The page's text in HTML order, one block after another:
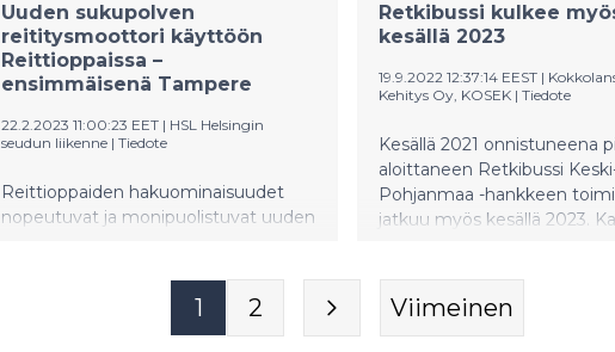
Uuden sukupolven
reititysmoottori käyttöön
Reittioppaissa –
ensimmäisenä Tampere
22.2.2023 11:00:23 EET | HSL Helsingin
seudun liikenne | Tiedote
Reittioppaiden hakuominaisuudet
nopeutuvat ja monipuolistuvat uuden
reittioppaassa keskiviikkona 22.
helmikuuta. HSL-alueella ja
Retkibussi kulkee
kesällä 2023
19.9.2022 12:37:14 EEST |
Kehitys Oy, KOSEK | Tiedote
Kesällä 2021 onnistuneena
aloittaneen Retkibussi
Pohjanmaa -hankkeen
jatkuu myös kesällä 2023.
ensimmäisen kesän
koronatilanteesta huolimatta.
1 2 Viimeinen